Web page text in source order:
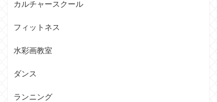
カルチャースクール
フィットネス
水彩画教室
ダンス
ランニング